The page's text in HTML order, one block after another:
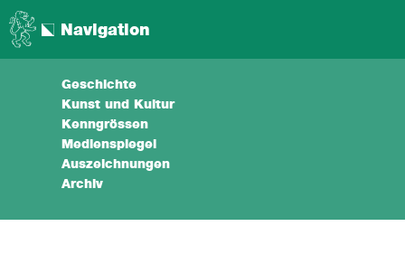
Navigation
Geschichte
Kunst und Kultur
Kenngrössen
Medienspiegel
Auszeichnungen
Archiv